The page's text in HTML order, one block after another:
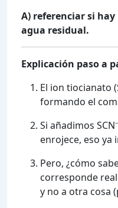
A) referenciar si hay
agua residual.
Explicación paso a
El ion tiocianato
formando el
Si añadimos
enrojece, eso ya
Pero, ¿cómo
corresponde
y no a otra cosa